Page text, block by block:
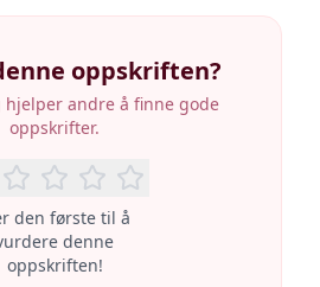
oppskriften?
andre å finne gode
oppskrifter.
den første til å
denne
oppskriften!